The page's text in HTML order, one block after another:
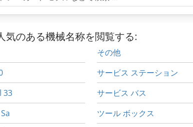
気のある機械名称を閲覧する:
33
その他
サービス ステーション
サービス バス
ツール ボックス